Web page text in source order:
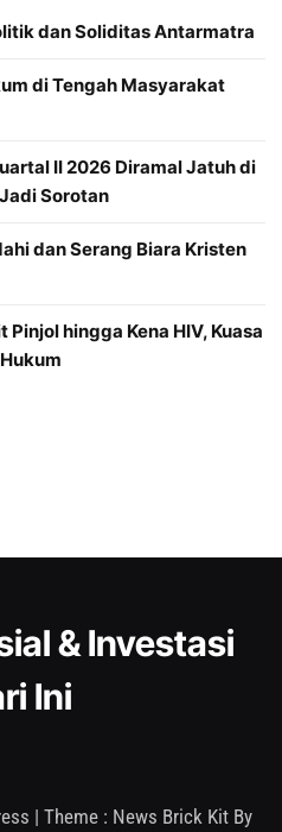
dan Soliditas Antarmatra
di Tengah Masyarakat
II 2026 Diramal Jatuh di
Sorotan
dan Serang Biara Kristen
hingga Kena HIV, Kuasa
& Investasi
Ini
| Theme : News Brick Kit By